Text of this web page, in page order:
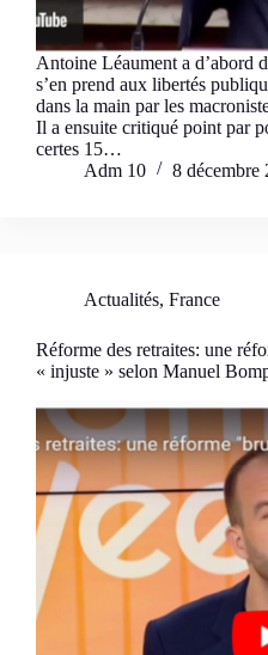
Antoine Léaument a d’abord
s’en prend aux libertés
dans la main par les
Il a ensuite critiqué point par
certes 15…
Adm 10
8 décembre
Actualités, France
Réforme des retraites: une
« injuste » selon Manuel